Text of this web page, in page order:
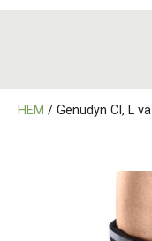
HEM / Genudyn CI, L vä